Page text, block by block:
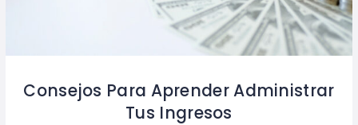
Consejos Para Aprender Administrar
Tus Ingresos